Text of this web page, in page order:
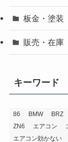
板金・塗装
販売・在庫
キーワード
86 BMW BRZ
ZN6
エアコン
エアコン効かない